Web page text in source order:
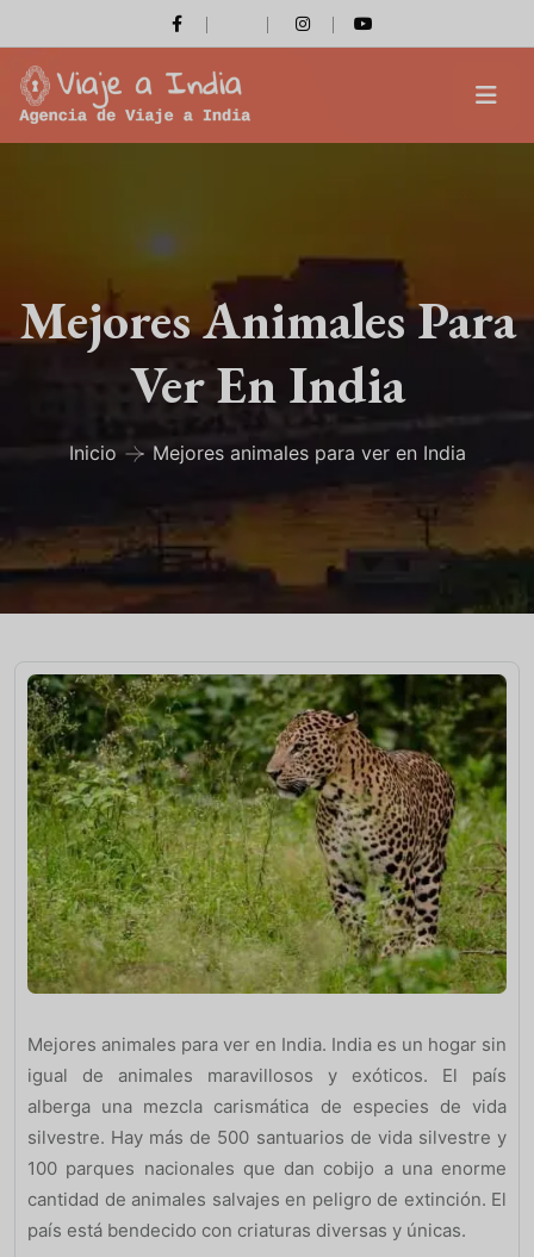
Mejores Animales Para
Ver En India
Inicio Mejores animales para ver en India
Mejores animales para ver en India. India es un hogar sin
igual de animales maravillosos y exóticos. El país
alberga una mezcla carismática de especies de vida
silvestre. Hay más de 500 santuarios de vida silvestre y
100 parques nacionales que dan cobijo a una enorme
cantidad de animales salvajes en peligro de extinción. El
país está bendecido con criaturas diversas y únicas.